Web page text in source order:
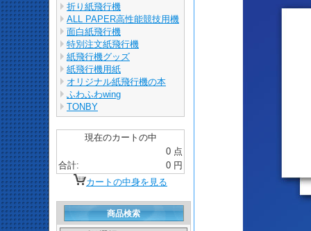
折り紙飛行機
ALL PAPER高性能競技用機
面白紙飛行機
特別注文紙飛行機
紙飛行機グッズ
紙飛行機用紙
オリジナル紙飛行機の本
ふわふわwing
TONBY
現在のカートの中
0 点
合計:
0 円
カートの中身を見る
商品検索